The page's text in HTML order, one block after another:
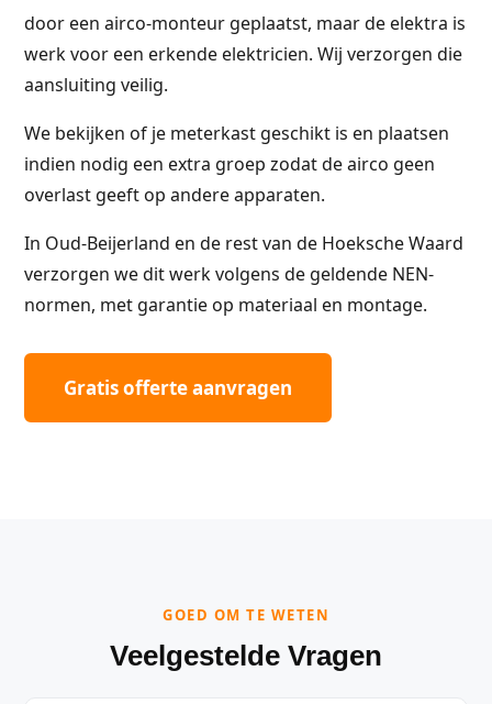
door een airco-monteur geplaatst, maar de elektra is
werk voor een erkende elektricien. Wij verzorgen die
aansluiting veilig.
We bekijken of je meterkast geschikt is en plaatsen
indien nodig een extra groep zodat de airco geen
overlast geeft op andere apparaten.
In Oud-Beijerland en de rest van de Hoeksche Waard
verzorgen we dit werk volgens de geldende NEN-
normen, met garantie op materiaal en montage.
Gratis offerte aanvragen
GOED OM TE WETEN
Veelgestelde Vragen